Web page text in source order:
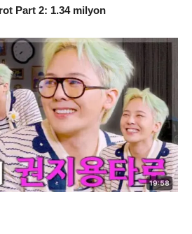
Part 2: 1.34 milyon